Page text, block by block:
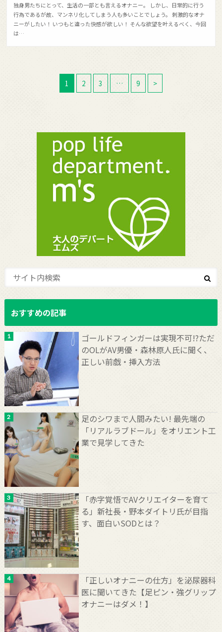
独身男たちにとって、生活の一部とも言えるオナニー。 しかし、日常的に行う
行為であるが故、マンネリ化してしまう人も多いことでしょう。 刺激的なオナ
ニーがしたい！ いつもと違った快感が欲しい！ そんな欲望を叶えるべく、今回
は…
1 2 3 … 9 >
おすすめの記事
ゴールドフィンガーは実現不可!?ただ
のOLがAV男優・森林原人氏に聞く、
正しい前戯・挿入方法
足のシワまで人間みたい! 最先端の
「リアルラブドール」をオリエント工
業で見学してきた
「赤字覚悟でAVクリエイターを育て
る」新社長・野本ダイトリ氏が目指
す、面白いSODとは？
「正しいオナニーの仕方」を泌尿器科
医に聞いてきた【足ピン・強グリップ
オナニーはダメ！】